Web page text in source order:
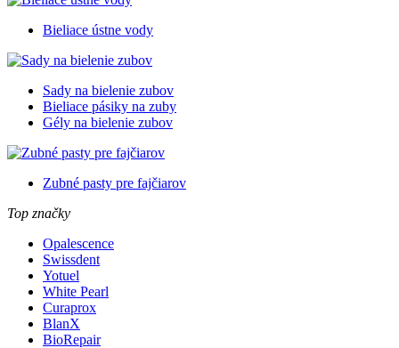
Bieliace ústne vody
Sady na bielenie zubov
Bieliace pásiky na zuby
Gély na bielenie zubov
Zubné pasty pre fajčiarov
Top značky
Opalescence
Swissdent
Yotuel
White Pearl
Curaprox
BlanX
BioRepair